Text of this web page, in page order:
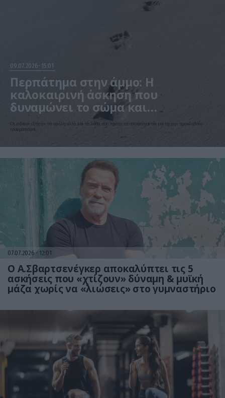
09.07.2026 15:01
Περπάτημα στην άμμο: Η
καλοκαιρινή άσκηση που
δυναμώνει το σώμα και
προστατεύει μετά τα 60
Οι ειδικοί εξηγούν τα οφέλη αλλά και τα λάθη που πρέπει να αποφεύγονται για να μην προκληθούν
τραυματισμοί
07.07.2026 12:01
Ο Α.Σβαρτσενέγκερ αποκαλύπτει τις 5
ασκήσεις που «χτίζουν» δύναμη & μυϊκή
μάζα χωρίς να «λιώσεις» στο γυμναστήριο